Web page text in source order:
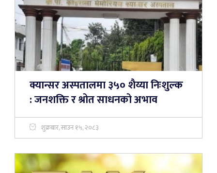
क्यान्सर अस्पतालमा ३५० शैय्या निःशुल्क
: जनशक्ति र श्रोत साधनको अभाव
शुक्रबार, साउन १५, २०८३